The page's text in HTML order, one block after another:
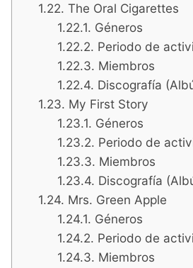
The Oral Cigarettes
Géneros
Periodo de
Miembros
Discografía
My First Story
Géneros
Periodo de
Miembros
Discografía
Mrs. Green Apple
Géneros
Periodo de
Miembros